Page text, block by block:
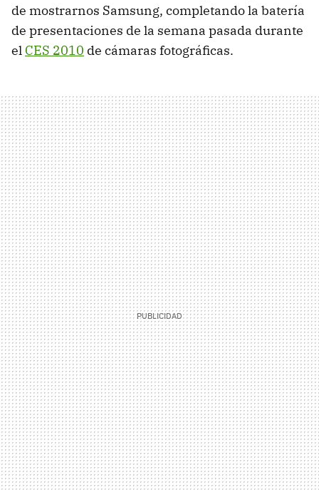
de mostrarnos Samsung, completando la batería
de presentaciones de la semana pasada durante
el CES 2010 de cámaras fotográficas.